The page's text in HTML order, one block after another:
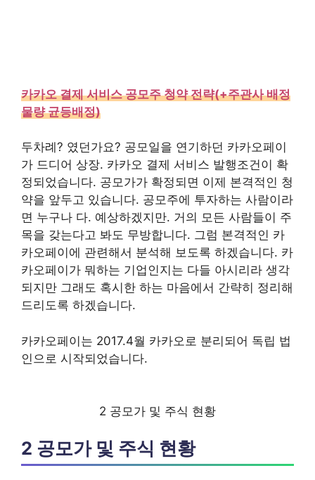
카카오 결제 서비스 공모주 청약 전략(+주관사 배정
물량 균등배정)
두차례? 였던가요? 공모일을 연기하던 카카오페이
가 드디어 상장. 카카오 결제 서비스 발행조건이 확
정되었습니다. 공모가가 확정되면 이제 본격적인 청
약을 앞두고 있습니다. 공모주에 투자하는 사람이라
면 누구나 다. 예상하겠지만. 거의 모든 사람들이 주
목을 갖는다고 봐도 무방합니다. 그럼 본격적인 카
카오페이에 관련해서 분석해 보도록 하겠습니다. 카
카오페이가 뭐하는 기업인지는 다들 아시리라 생각
되지만 그래도 혹시한 하는 마음에서 간략히 정리해
드리도록 하겠습니다.
카카오페이는 2017.4월 카카오로 분리되어 독립 법
인으로 시작되었습니다.
2 공모가 및 주식 현황
2 공모가 및 주식 현황